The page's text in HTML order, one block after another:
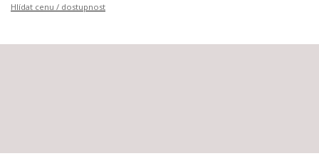
Hlídat cenu / dostupnost